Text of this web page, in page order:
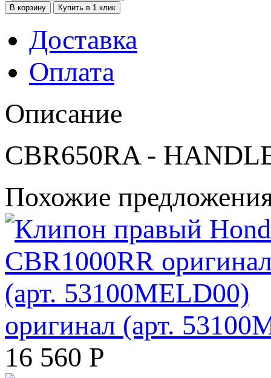
Доставка
Оплата
Описание
CBR650RA -
Похожие
оригинал (арт.
16 560 Р